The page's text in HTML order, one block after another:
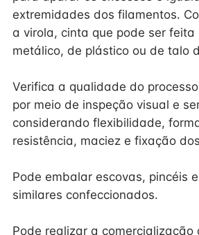
extremidades dos filamentos.
a virola, cinta que pode ser feita
metálico, de plástico ou de talo
Verifica a qualidade do
por meio de inspeção visual e
considerando flexibilidade,
resistência, maciez e fixação
Pode embalar escovas, pincéis
similares confeccionados.
Pode realizar a comercialização